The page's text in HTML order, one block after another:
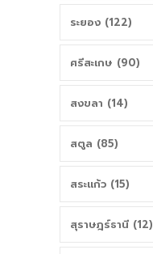
ระยอง (122)
ศรีสะเกษ (90)
สงขลา (14)
สตูล (85)
สระแก้ว (15)
สุราษฎร์ธานี (12)